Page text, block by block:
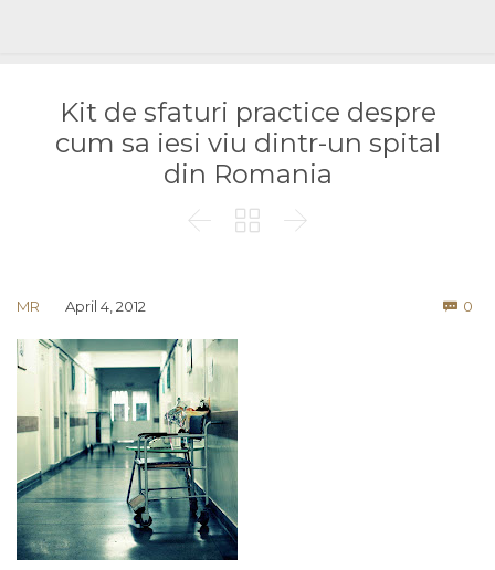
Kit de sfaturi practice despre
cum sa iesi viu dintr-un spital
din Romania
  
MR April 4, 2012  0